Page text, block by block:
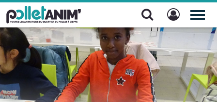
Pollet Anim'